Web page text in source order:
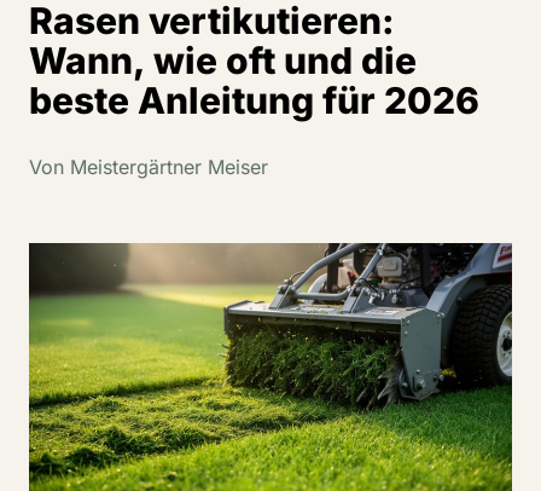
Rasen vertikutieren:
Wann, wie oft und die
beste Anleitung für 2026
Von Meistergärtner Meiser